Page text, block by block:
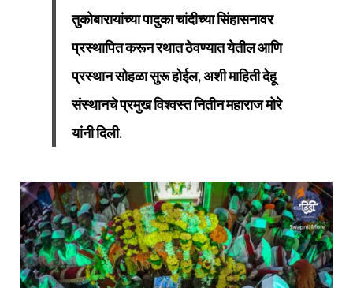
तुकोबारायांच्या पादुका चांदीच्या सिंहासनावर
प्रस्थापित करून रथात ठेवण्यात येतील आणि
प्रस्थान सोहळा सुरू होईल, अशी माहिती देहू
संस्थानचे प्रमुख विश्वस्त नितीन महाराज मोरे
यांनी दिली.